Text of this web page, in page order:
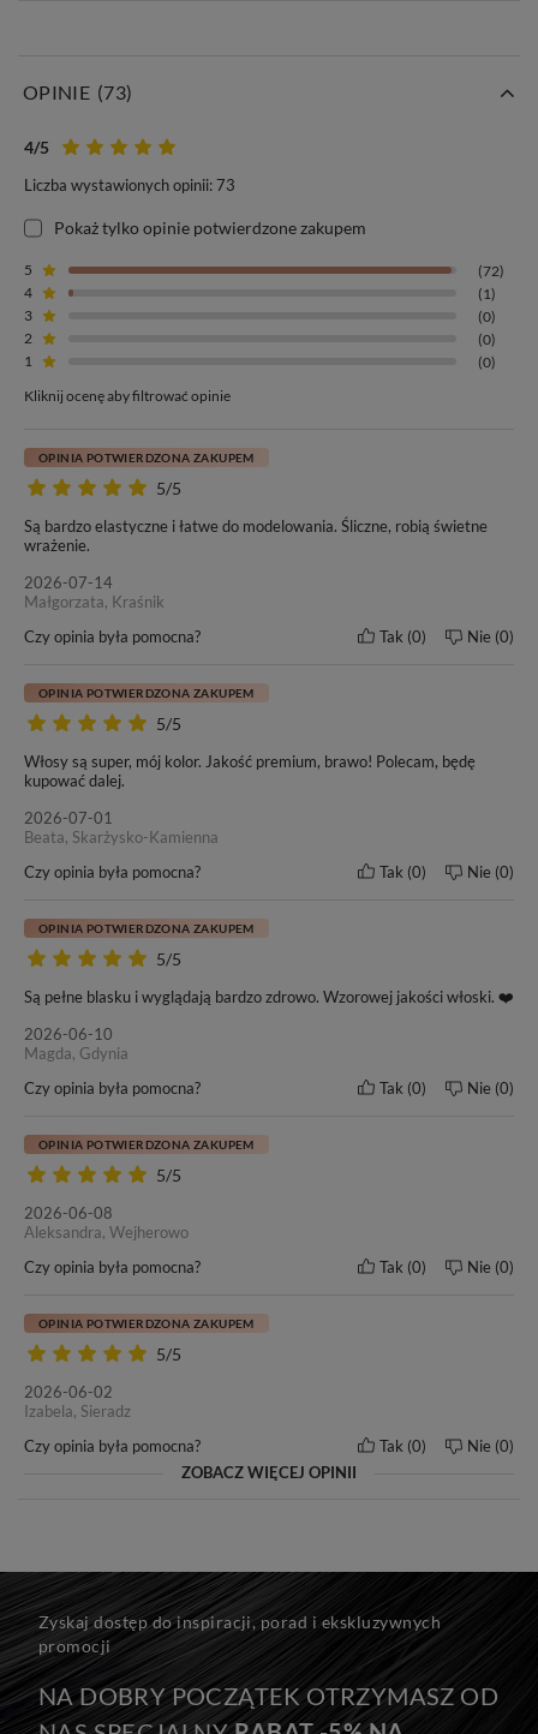
Mini Bondes / Keratyna Flat
końcówką na mini zgrzewy, które są
przy użyciu zgrzewarki lub na zimno przy użyciu ultradźwięków.
emitujący fale ultradźwiękowe. Energia dźwiękowa jest
przekształcana w mechaniczną, a mikro tarcia, które generują
wibracje, wędrują do końcówki aplikatora.
Dzięki temu procesowi następuje zmiękczenie kreatyny i formują
się z biologicznymi włosami.
mocować na zimno, więc Twoje biologiczne włosy nie będą
wykonać łączenia.
30 cm
Metoda zakładania
Mini Bondes/Ultradźwięki
Kupujesz
Kolor włosów
#18A - Perłowy Blond
12A+
Żywotność włosów
10-20 mc.
Seria MAGIC
OPINIE (73)
4/5
Liczba wystawionych opinii: 73
Pokaż tylko opinie potwierdzone zakupem
5
(72)
4
(1)
3
(0)
2
(0)
1
(0)
Kliknij ocenę aby filtrować opinie
5/5
OPINIA POTWIERDZONA ZAKUPEM
Są bardzo elastyczne i łatwe do modelowania. Śliczne, robią świetne
wrażenie.
2026-07-14
Małgorzata, Kraśnik
Czy opinia była pomocna?
Tak 0 Nie 0
5/5
OPINIA POTWIERDZONA ZAKUPEM
Włosy są super, mój kolor. Jakość premium, brawo! Polecam, będę
kupować dalej.
2026-07-01
Beata, Skarżysko-Kamienna
Czy opinia była pomocna?
Tak 0 Nie 0
5/5
OPINIA POTWIERDZONA ZAKUPEM
Są pełne blasku i wyglądają bardzo zdrowo. Wzorowej jakości włoski. ❤️
2026-06-10
Magda, Gdynia
Czy opinia była pomocna?
Tak 0 Nie 0
5/5
OPINIA POTWIERDZONA ZAKUPEM
2026-06-08
Aleksandra, Wejherowo
Czy opinia była pomocna?
Tak 0 Nie 0
5/5
OPINIA POTWIERDZONA ZAKUPEM
2026-06-02
Izabela, Sieradz
Czy opinia była pomocna?
Tak 0 Nie 0
ZOBACZ WIĘCEJ OPINII
Zyskaj dostęp do inspiracji, porad i ekskluzywnych
promocji
NA DOBRY POCZĄTEK OTRZYMASZ OD